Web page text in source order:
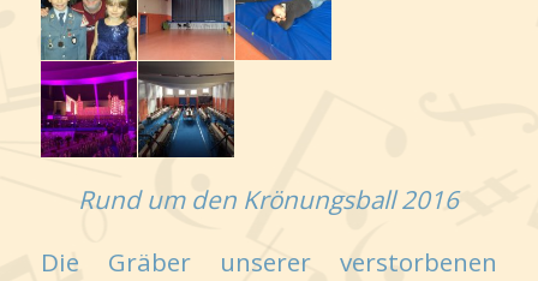
Rund um den Krönungsball 2016
Die Gräber unserer verstorbenen